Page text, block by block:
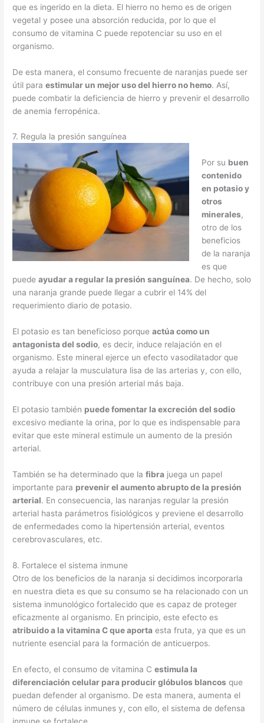
que es ingerido en la dieta. El hierro no hemo es de origen
vegetal y posee una absorción reducida, por lo que el
consumo de vitamina C puede repotenciar su uso en el
organismo.
De esta manera, el consumo frecuente de naranjas puede ser
útil paraestimular un mejor uso del hierro no hemo. Así,
puede combatir la deficiencia de hierro y prevenir el desarrollo
de anemia ferropénica.
7. Regula la presión sanguínea
Por su buen
contenido
en potasio y
otros
minerales,
otro de los
beneficios
de la naranja
es que
puedeayudar a regular la presión sanguínea. De hecho, solo
una naranja grande puede llegar a cubrir el 14% del
requerimiento diario de potasio.
El potasio es tan beneficioso porqueactúa como un
antagonista del sodio, es decir, induce relajación en el
organismo. Este mineral ejerce un efecto vasodilatador que
ayuda a relajar la musculatura lisa de las arterias y, con ello,
contribuye con una presión arterial más baja.
El potasio también puede fomentar la excreción del sodio
excesivo mediante la orina, por lo que es indispensable para
evitar que este mineral estimule un aumento de la presión
arterial.
También se ha determinado que lafibra juega un papel
importante para prevenir el aumento abrupto de la presión
arterial. En consecuencia, las naranjas regular la presión
arterial hasta parámetros fisiológicos y previene el desarrollo
de enfermedades como la hipertensión arterial, eventos
cerebrovasculares, etc.
8. Fortalece el sistema inmune
Otro de los beneficios de la naranja si decidimos incorporarla
en nuestra dieta es que su consumo se ha relacionado con un
sistema inmunológico fortalecido que es capaz de proteger
eficazmente al organismo. En principio, este efecto es
atribuido a la vitamina C que aporta esta fruta, ya que es un
nutriente esencial para la formación de anticuerpos.
En efecto, el consumo de vitamina Cestimula la
diferenciación celular para producir glóbulos blancos que
puedan defender al organismo. De esta manera, aumenta el
número de células inmunes y, con ello, el sistema de defensa